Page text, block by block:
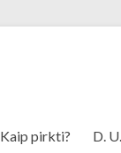
Kaip pirkti? D.